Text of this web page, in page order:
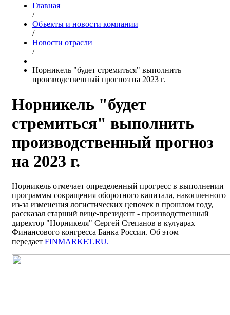
Главная
/
Объекты и новости компании
/
Новости отрасли
/
Норникель "будет стремиться" выполнить
производственный прогноз на 2023 г.
Норникель "будет
стремиться" выполнить
производственный прогноз
на 2023 г.
Норникель отмечает определенный прогресс в выполнении
программы сокращения оборотного капитала, накопленного
из-за изменения логистических цепочек в прошлом году,
рассказал старший вице-президент - производственный
директор "Норникеля" Сергей Степанов в кулуарах
Финансового конгресса Банка России. Об этом
передает FINMARKET.RU.